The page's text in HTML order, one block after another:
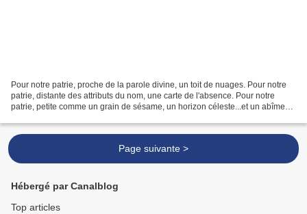
Pour notre patrie, proche de la parole divine, un toit de nuages. Pour notre
patrie, distante des attributs du nom, une carte de l'absence. Pour notre
patrie, petite comme un grain de sésame, un horizon céleste...et un abîme
Page suivante >
Hébergé par Canalblog
Top articles